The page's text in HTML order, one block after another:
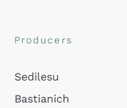
Producers
Sedilesu
Bastianich